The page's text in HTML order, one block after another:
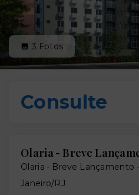
3 Fotos
Consulte
Olaria - Breve
Olaria - Breve Lançamento -
Janeiro/RJ